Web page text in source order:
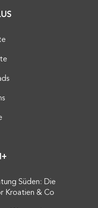
Süden: Die
Kroatien & Co